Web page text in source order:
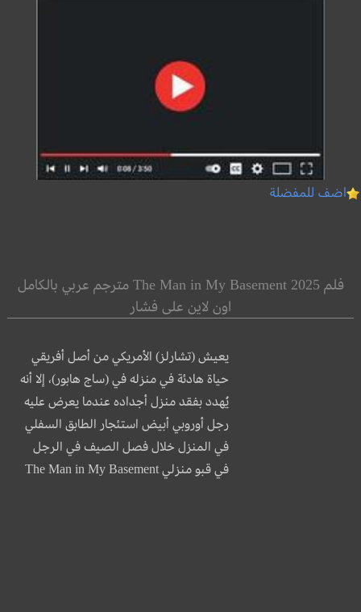
اضف للمفضلة
فلم The Man in My Basement 2025 مترجم عربي بالكامل
اون لاين على فشار
يعيش (تشارلز) الأمريكي من أصل أفريقي
حياة هادئة في منزله في (ساج هابور)، إلا أنه
يُهدد بفقد منزل أجداده عندما يعرض عليه
رجل أوروبي أبيض استئجار الطابق السفلي
في المنزل خلال فصل الصيف في الرجل
في قبو منزلي The Man in My Basement